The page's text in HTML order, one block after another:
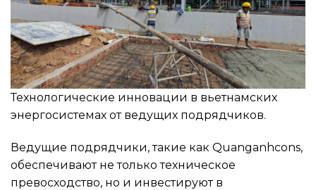
Технологические инновации в вьетнамских
энергосистемах от ведущих подрядчиков.
Ведущие подрядчики, такие как Quanganhcons,
обеспечивают не только техническое
превосходство, но и инвестируют в